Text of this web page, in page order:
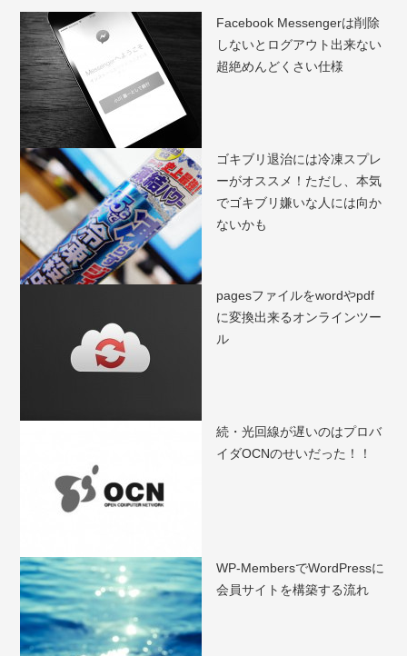
Facebook Messengerは削除
しないとログアウト出来ない
超絶めんどくさい仕様
ゴキブリ退治には冷凍スプレ
ーがオススメ！ただし、本気
でゴキブリ嫌いな人には向か
ないかも
pagesファイルをwordやpdf
に変換出来るオンラインツー
ル
続・光回線が遅いのはプロバ
イダOCNのせいだった！！
WP-MembersでWordPressに
会員サイトを構築する流れ